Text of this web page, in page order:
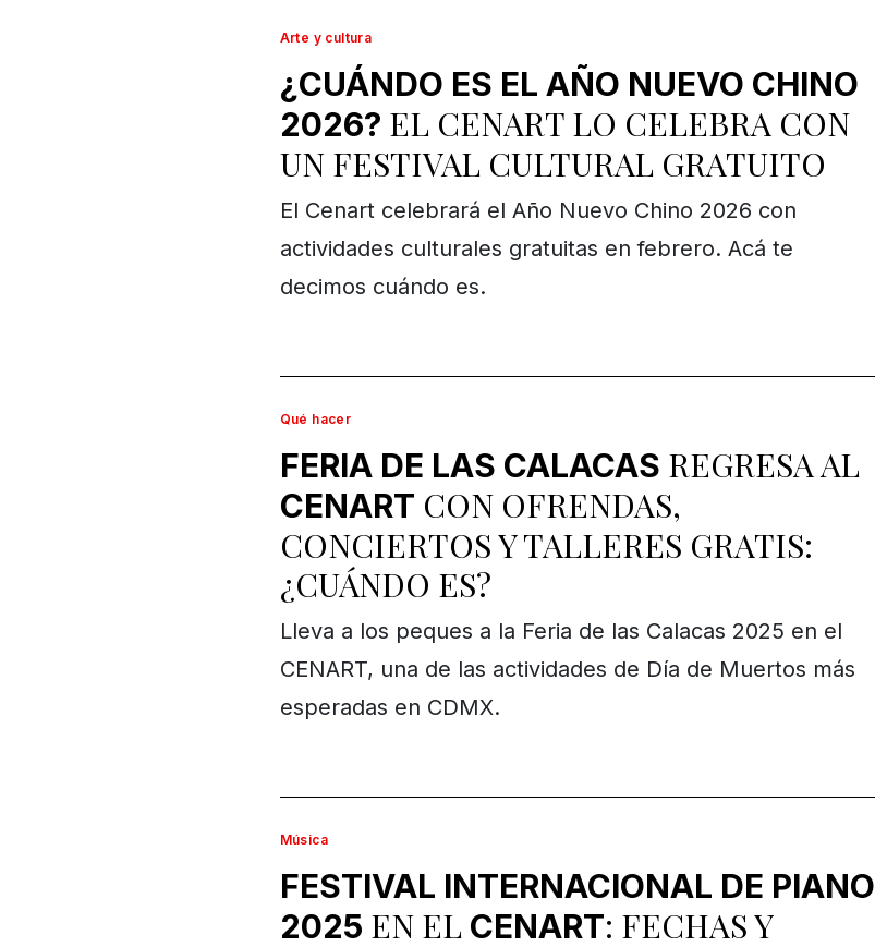
Arte y cultura
¿CUÁNDO ES EL AÑO NUEVO CHINO
2026? EL CENART LO CELEBRA CON
UN FESTIVAL CULTURAL GRATUITO
El Cenart celebrará el Año Nuevo Chino 2026 con
actividades culturales gratuitas en febrero. Acá te
decimos cuándo es.
Qué hacer
FERIA DE LAS CALACAS REGRESA AL
CENART CON OFRENDAS,
CONCIERTOS Y TALLERES GRATIS:
¿CUÁNDO ES?
Lleva a los peques a la Feria de las Calacas 2025 en el
CENART, una de las actividades de Día de Muertos más
esperadas en CDMX.
Música
FESTIVAL INTERNACIONAL DE PIANO
2025 EN EL CENART: FECHAS Y